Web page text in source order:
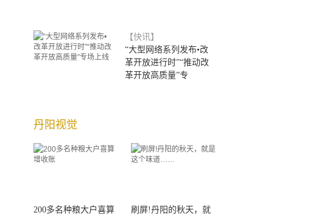
【快讯】
“大型网络系列发布•改
革开放进行时”“推动改
革开放高质量”专
丹阳视觉
200多名种粮大户喜算 刷屏!丹阳的秋天，就